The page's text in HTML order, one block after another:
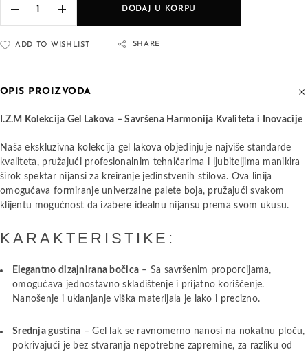
DODAJ U KORPU
ADD TO WISHLIST SHARE
OPIS PROIZVODA
I.Z.M Kolekcija Gel Lakova – Savršena Harmonija Kvaliteta i Inovacije
Naša ekskluzivna kolekcija gel lakova objedinjuje najviše standarde
kvaliteta, pružajući profesionalnim tehničarima i ljubiteljima manikira
širok spektar nijansi za kreiranje jedinstvenih stilova. Ova linija
omogućava formiranje univerzalne palete boja, pružajući svakom
klijentu mogućnost da izabere idealnu nijansu prema svom ukusu.
KARAKTERISTIKE:
Elegantno dizajnirana bočica – Sa savršenim proporcijama,
omogućava jednostavno skladištenje i prijatno korišćenje.
Nanošenje i uklanjanje viška materijala je lako i precizno.
Srednja gustina – Gel lak se ravnomerno nanosi na nokatnu ploču,
pokrivajući je bez stvaranja nepotrebne zapremine, za razliku od